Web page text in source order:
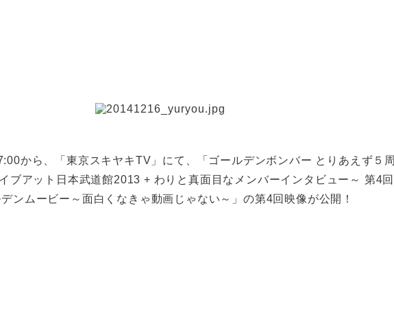
から、「東京スキヤキTV」にて、「ゴールデンボンバー とりあえず５周
ブアット日本武道館2013 + わりと真面目なメンバーインタビュー～ 第4回
ンムービー～面白くなきゃ動画じゃない～」の第4回映像が公開！